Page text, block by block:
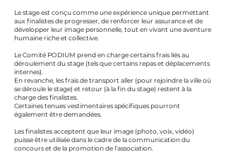
Le stage est conçu comme une expérience unique permettant
aux finalistes de progresser, de renforcer leur assurance et de
développer leur image personnelle, tout en vivant une aventure
humaine riche et collective.
Le Comité PODIUM prend en charge certains frais liés au
déroulement du stage (tels que certains repas et déplacements
internes).
En revanche, les frais de transport aller (pour rejoindre la ville où
se déroule le stage) et retour (à la fin du stage) restent à la
charge des finalistes.
Certaines tenues vestimentaires spécifiques pourront
également être demandées.
Les finalistes acceptent que leur image (photo, voix, vidéo)
puisse être utilisée dans le cadre de la communication du
concours et de la promotion de l’association.